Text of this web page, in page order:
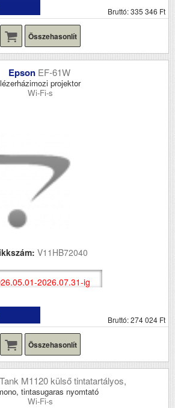
Bruttó: 335 346 Ft
Összehasonlít
Epson EF-61W
lézerházimozi projektor
Wi-Fi-s
V11HB72040
2026.07.31-ig
Bruttó: 274 024 Ft
Összehasonlít
M1120 külső tintatartályos,
tintasugaras nyomtató
Wi-Fi-s